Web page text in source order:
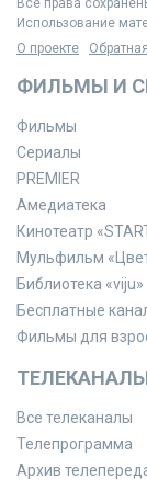
Все права
Использование
О проекте
ФИЛЬМЫ И
Фильмы
Сериалы
PREMIER
Амедиатека
Кинотеатр
Мульфильм
Библиотека «viju»
Бесплатные
Фильмы для
Все телеканалы
Телепрограмма
Архив